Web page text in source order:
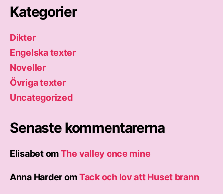
Kategorier
Dikter
Engelska texter
Noveller
Övriga texter
Uncategorized
Senaste kommentarerna
ElisabetomThe valley once mine
Anna HarderomTack och lov att Huset brann